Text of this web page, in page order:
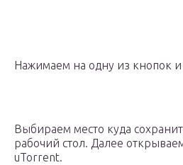
Нажимаем на одну из кнопок и
Выбираем место куда
рабочий стол. Далее
uTorrent.